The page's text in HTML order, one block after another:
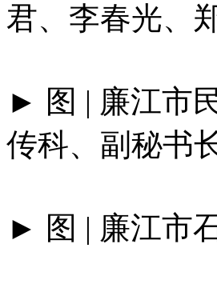
君、李春光、
► 图 | 廉江市
传科、副秘书
► 图 | 廉江市